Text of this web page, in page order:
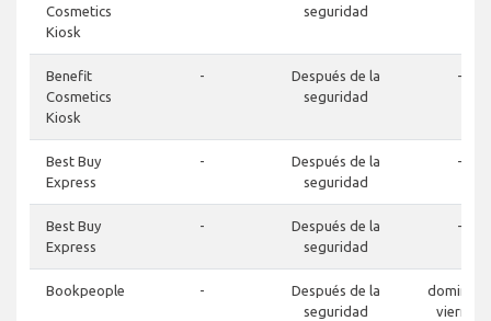
Cosmetics
Kiosk
seguridad
Benefit
Cosmetics
Kiosk
-
Después de la
seguridad
-
Best Buy
Express
-
Después de la
seguridad
-
Best Buy
Express
-
Después de la
seguridad
-
Bookpeople -
Después de la
seguridad
domingo-
viernes